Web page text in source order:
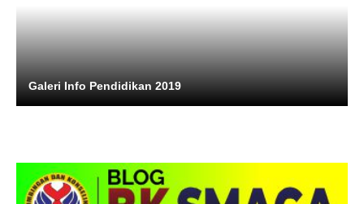
Galeri Info Pendidikan 2019